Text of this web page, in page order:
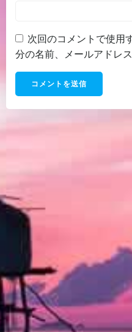
次回のコメントで使用
分の名前、メールアドレ